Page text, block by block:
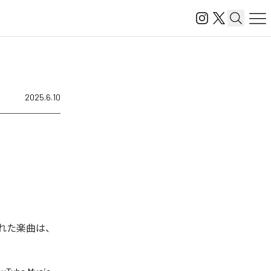
2025.6.10
た楽曲は、